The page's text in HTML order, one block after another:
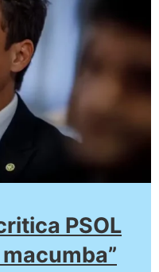
PSOL